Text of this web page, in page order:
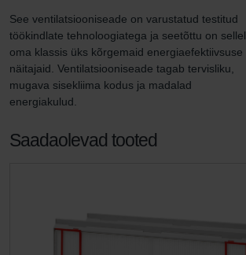
See ventilatsiooniseade on varustatud testitud
töökindlate tehnoloogiatega ja seetõttu on sellel
oma klassis üks kõrgemaid energiaefektiivsuse
näitajaid. Ventilatsiooniseade tagab tervisliku,
mugava sisekliima kodus ja madalad
energiakulud.
Saadaolevad tooted